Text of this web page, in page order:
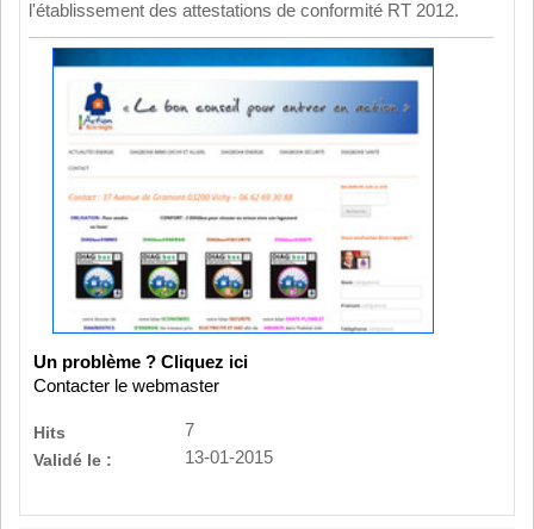
l'établissement des attestations de conformité RT 2012.
Un problème ? Cliquez ici
Contacter le webmaster
Hits
7
Validé le :
13-01-2015